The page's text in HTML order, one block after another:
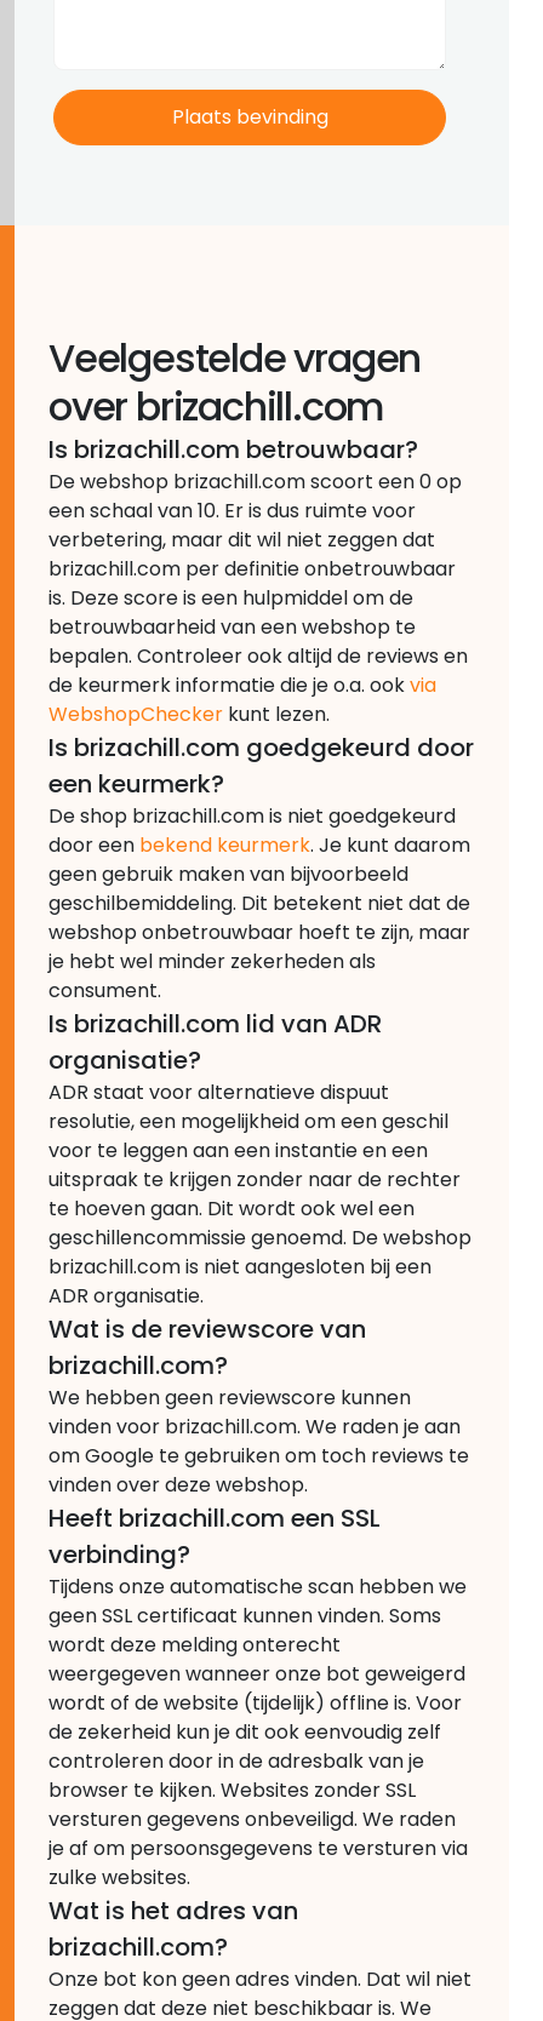
Veelgestelde vragen
over brizachill.com
Is brizachill.com betrouwbaar?
De webshop brizachill.com scoort een 0 op
een schaal van 10. Er is dus ruimte voor
verbetering, maar dit wil niet zeggen dat
brizachill.com per definitie onbetrouwbaar
is. Deze score is een hulpmiddel om de
betrouwbaarheid van een webshop te
bepalen. Controleer ook altijd de reviews en
de keurmerk informatie die je o.a. ookvia
WebshopChecker kunt lezen.
Is brizachill.com goedgekeurd door
een keurmerk?
De shop brizachill.com is niet goedgekeurd
door een bekend keurmerk. Je kunt daarom
geen gebruik maken van bijvoorbeeld
geschilbemiddeling. Dit betekent niet dat de
webshop onbetrouwbaar hoeft te zijn, maar
je hebt wel minder zekerheden als
consument.
Is brizachill.com lid van ADR
organisatie?
ADR staat voor alternatieve dispuut
resolutie, een mogelijkheid om een geschil
voor te leggen aan een instantie en een
uitspraak te krijgen zonder naar de rechter
te hoeven gaan. Dit wordt ook wel een
geschillencommissie genoemd. De webshop
brizachill.com is niet aangesloten bij een
ADR organisatie.
Wat is de reviewscore van
brizachill.com?
We hebben geen reviewscore kunnen
vinden voor brizachill.com. We raden je aan
om Google te gebruiken om toch reviews te
vinden over deze webshop.
Heeft brizachill.com een SSL
verbinding?
Tijdens onze automatische scan hebben we
geen SSL certificaat kunnen vinden. Soms
wordt deze melding onterecht
weergegeven wanneer onze bot geweigerd
wordt of de website (tijdelijk) offline is. Voor
de zekerheid kun je dit ook eenvoudig zelf
controleren door in de adresbalk van je
browser te kijken. Websites zonder SSL
versturen gegevens onbeveiligd. We raden
je af om persoonsgegevens te versturen via
zulke websites.
Wat is het adres van
brizachill.com?
Onze bot kon geen adres vinden. Dat wil niet
zeggen dat deze niet beschikbaar is. We